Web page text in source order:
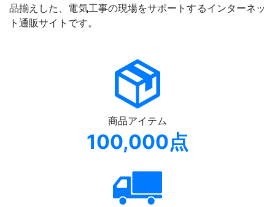
品揃えした、電気工事の現場をサポートするインターネッ
ト通販サイトです。
商品アイテム
100,000点